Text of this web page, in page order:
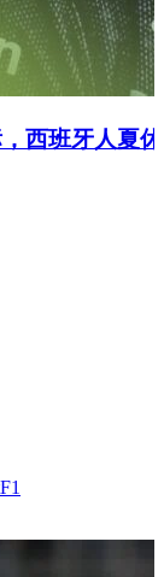
西班牙人夏